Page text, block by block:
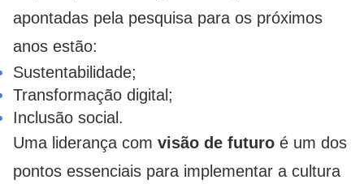
apontadas pela pesquisa para os próximos
anos estão:
Sustentabilidade;
Transformação digital;
Inclusão social.
Uma liderança com visão de futuro é um dos
pontos essenciais para implementar a cultura